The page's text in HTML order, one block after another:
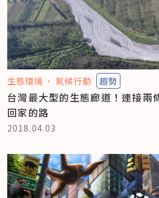
生態環境 氣候行動 趨勢
台灣最大型的生態廊道！連接兩
回家的路
2018.04.03